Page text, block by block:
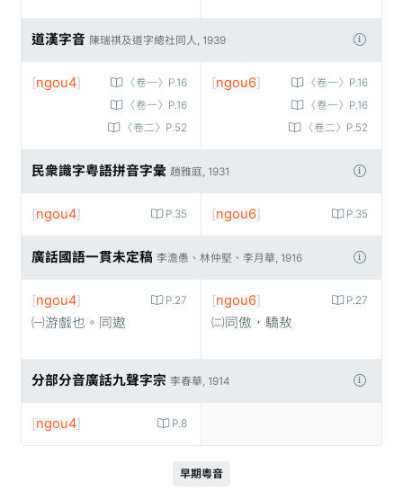
道漢字音 陳瑞祺及道字總社同人, 1939
〈卷一〉P.16
〈卷一〉P.16
〈卷二〉P.52
[ngou4]
〈卷一〉P.16
〈卷一〉P.16
〈卷二〉P.52
[ngou6]
民衆識字粤語拼音字彙 趙雅庭, 1931
P.35
[ngou4] P.35
[ngou6]
廣話國語一貫未定稿 李澹愚、林仲堅、李月華, 1916
P.27
[ngou4]
㈠游戲也。同遨
P.27
[ngou6]
㈡同傲，驕敖
分部分音廣話九聲字宗 李春華, 1914
P.8
[ngou4]
早期粵音